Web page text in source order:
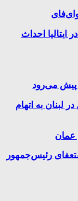
احداث
پیش می‌رود
لبنان به اتهام
عمان
رئیس‌جمهور